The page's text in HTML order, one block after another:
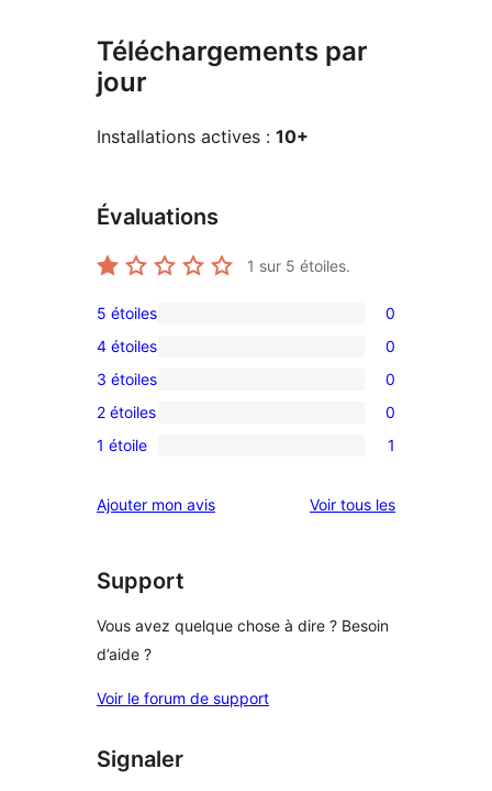
Téléchargements par
jour
Installations actives : 10+
Évaluations
1 sur 5 étoiles.
0
avis
à
5
étoile
5 étoiles 0
0
avis
à
4
4 étoiles 0
0
avis
à
étoile
3 étoiles 0
0
avis
2
2 étoiles 0
1
à
étoile
1 étoile 1
Ajouter mon avis Voir tous lesavis
Support
Vous avez quelque chose à dire ? Besoin
d’aide ?
Voir le forum de support
Signaler